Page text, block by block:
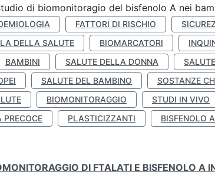
di biomonitoragio del bisfenolo A nei
FATTORI DI RISCHIO
DELLA SALUTE BIOMARCATORI
BAMBINI SALUTE DELLA DONNA
SALUTE DEL BAMBINO
SOSTANZE
BIOMONITORAGGIO STUDI IN VIVO
PRECOCE PLASTICIZZANTI BISFENOLO A
DI FTALATI E BISFENOLO A